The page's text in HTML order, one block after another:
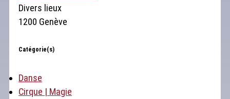
Divers lieux
1200 Genève
Catégorie(s)
Danse
Cirque | Magie